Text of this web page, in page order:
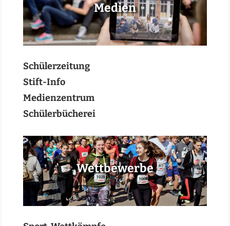
Medien
Schülerzeitung
Stift-Info
Medienzentrum
Schülerbücherei
Wettbewerbe